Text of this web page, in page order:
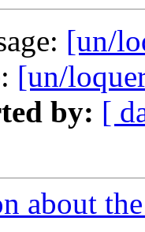
[un/
[un/
by: [
about